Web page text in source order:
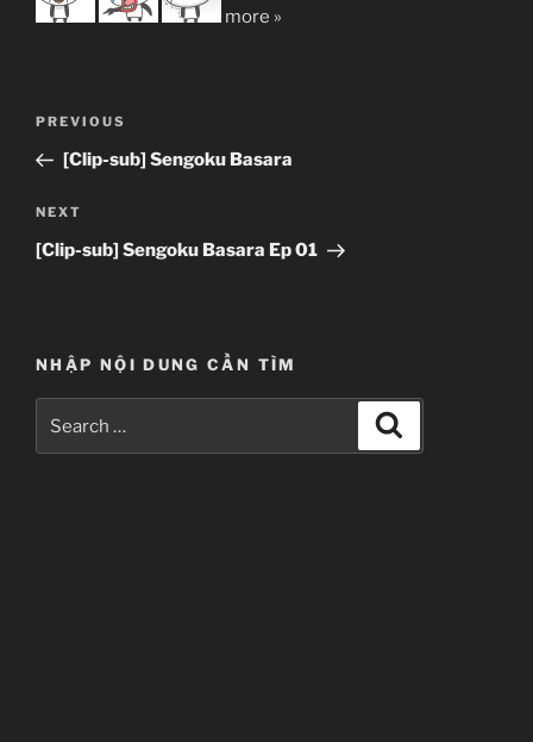
more »
Previous
Post
PREVIOUS
[Clip-sub] Sengoku Basara
Next
Post
NEXT
[Clip-sub] Sengoku Basara Ep 01
NHẬP NỘI DUNG CẦN TÌM